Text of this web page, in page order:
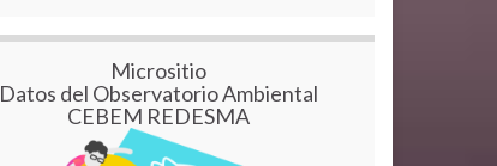
Micrositio
Datos del Observatorio Ambiental
CEBEM REDESMA